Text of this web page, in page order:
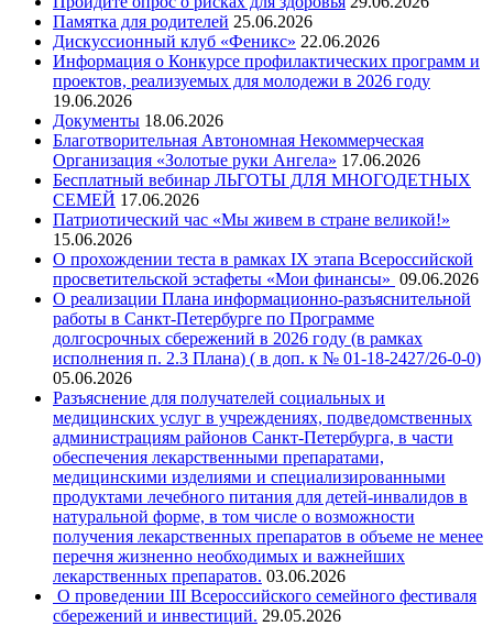
Памятка для родителей 25.06.2026
Дискуссионный клуб «Феникс» 22.06.2026
Информация о Конкурсе профилактических программ и
проектов, реализуемых для молодежи в 2026 году
19.06.2026
Документы 18.06.2026
Благотворительная Автономная Некоммерческая
Организация «Золотые руки Ангела» 17.06.2026
Бесплатный вебинар ЛЬГОТЫ ДЛЯ МНОГОДЕТНЫХ
СЕМЕЙ 17.06.2026
Патриотический час «Мы живем в стране великой!»
15.06.2026
О прохождении теста в рамках IX этапа Всероссийской
просветительской эстафеты «Мои финансы» 09.06.2026
О реализации Плана информационно-разъяснительной
работы в Санкт-Петербурге по Программе
долгосрочных сбережений в 2026 году (в рамках
исполнения п. 2.3 Плана) ( в доп. к № 01-18-2427/26-0-0)
05.06.2026
Разъяснение для получателей социальных и
медицинских услуг в учреждениях, подведомственных
администрациям районов Санкт-Петербурга, в части
обеспечения лекарственными препаратами,
медицинскими изделиями и специализированными
продуктами лечебного питания для детей-инвалидов в
натуральной форме, в том числе о возможности
получения лекарственных препаратов в объеме не менее
перечня жизненно необходимых и важнейших
лекарственных препаратов. 03.06.2026
О проведении III Всероссийского семейного фестиваля
сбережений и инвестиций. 29.05.2026